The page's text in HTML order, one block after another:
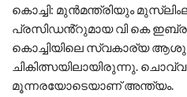
കൊച്ചി: മുൻമന്ത്രിയും
പ്രസിഡൻ്റുമായ വി കെ
കൊച്ചിയിലെ സ്വകാര്യ
ചികിത്സയിലായിരുന്നു.
മൂന്നരയോടെയാണ് അന്ത്യം.